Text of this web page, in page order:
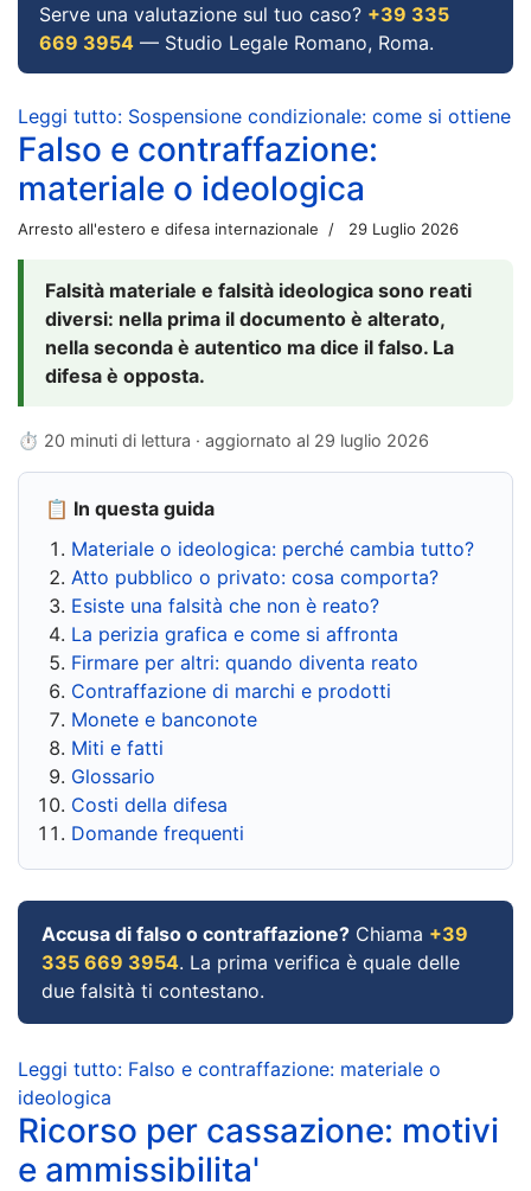
Serve una valutazione sul tuo caso? +39 335
669 3954 — Studio Legale Romano, Roma.
Leggi tutto: Sospensione condizionale: come si ottiene
Falso e contraffazione:
materiale o ideologica
Arresto all'estero e difesa internazionale 29 Luglio 2026
Falsità materiale e falsità ideologica sono reati
diversi: nella prima il documento è alterato,
nella seconda è autentico ma dice il falso. La
difesa è opposta.
⏱ 20 minuti di lettura · aggiornato al 29 luglio 2026
📋 In questa guida
Materiale o ideologica: perché cambia tutto?
Atto pubblico o privato: cosa comporta?
Esiste una falsità che non è reato?
La perizia grafica e come si affronta
Firmare per altri: quando diventa reato
Contraffazione di marchi e prodotti
Monete e banconote
Miti e fatti
Glossario
Costi della difesa
Domande frequenti
Accusa di falso o contraffazione? Chiama +39
335 669 3954. La prima verifica è quale delle
due falsità ti contestano.
Leggi tutto: Falso e contraffazione: materiale o
ideologica
Ricorso per cassazione: motivi
e ammissibilita'